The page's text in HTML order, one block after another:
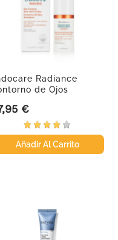
Radiance
de Ojos
€
Añadir Al Carrito